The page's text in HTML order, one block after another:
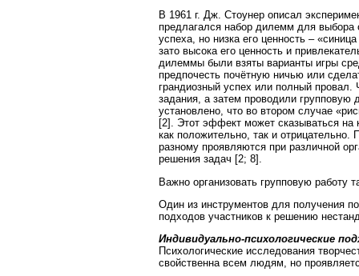
В 1961 г. Дж. Стоунер описал
предлагался набор дилемм для выбора
успеха, но низка его ценность –
зато высока его ценность и
дилеммы были взяты варианты игры
предпочесть почётную ничью или
грандиозный успех или полный
задания, а затем проводили
установлено, что во втором случае
[2]. Этот эффект может сказываться на
как положительно, так и отрицательно.
разному проявляются при различной
решения задач [2; 8].
Важно организовать групповую
Один из инструментов для получения
подходов участников к решению
Индивидуально-психологические
Психологические исследования
свойственна всем людям, но